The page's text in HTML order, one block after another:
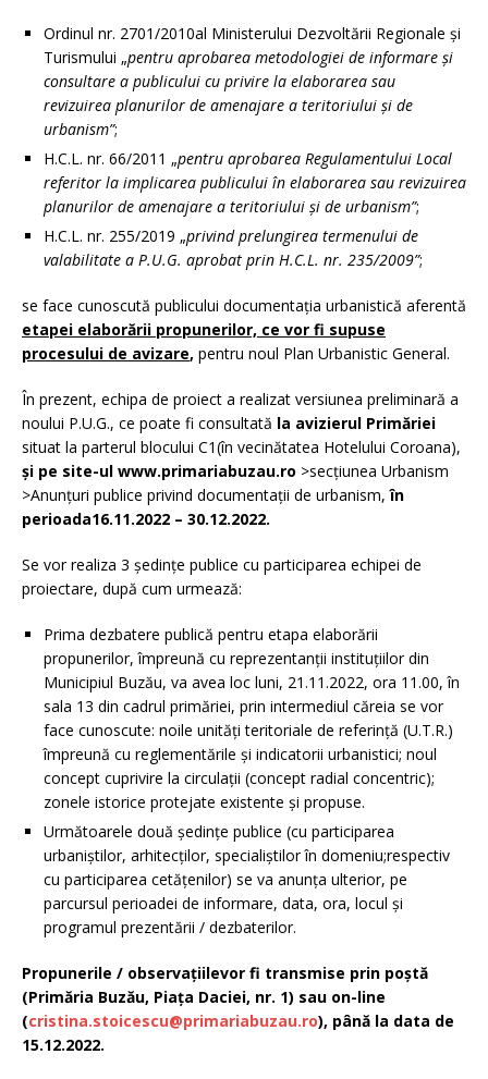
Ordinul nr. 2701/2010al Ministerului Dezvoltării Regionale şi
Turismului „pentru aprobarea metodologiei de informare şi
consultare a publicului cu privire la elaborarea sau
revizuirea planurilor de amenajare a teritoriului şi de
urbanism”;
H.C.L. nr. 66/2011 „pentru aprobarea Regulamentului Local
referitor la implicarea publicului în elaborarea sau revizuirea
planurilor de amenajare a teritoriului şi de urbanism”;
H.C.L. nr. 255/2019 „privind prelungirea termenului de
valabilitate a P.U.G. aprobat prin H.C.L. nr. 235/2009”;
se face cunoscută publicului documentația urbanistică aferentă
etapei elaborării propunerilor, ce vor fi supuse
procesului de avizare, pentru noul Plan Urbanistic General.
În prezent, echipa de proiect a realizat versiunea preliminară a
noului P.U.G., ce poate fi consultată la avizierul Primăriei
situat la parterul blocului C1(în vecinătatea Hotelului Coroana),
și pe site-ul www.primariabuzau.ro >secţiunea Urbanism
>Anunţuri publice privind documentaţii de urbanism, în
perioada16.11.2022 – 30.12.2022.
Se vor realiza 3 ședințe publice cu participarea echipei de
proiectare, după cum urmează:
Prima dezbatere publică pentru etapa elaborării
propunerilor, împreună cu reprezentanții instituțiilor din
Municipiul Buzău, va avea loc luni, 21.11.2022, ora 11.00, în
sala 13 din cadrul primăriei, prin intermediul căreia se vor
face cunoscute: noile unități teritoriale de referință (U.T.R.)
împreună cu reglementările și indicatorii urbanistici; noul
concept cuprivire la circulații (concept radial concentric);
zonele istorice protejate existente și propuse.
Următoarele două ședințe publice (cu participarea
urbaniștilor, arhitecților, specialiștilor în domeniu;respectiv
cu participarea cetățenilor) se va anunța ulterior, pe
parcursul perioadei de informare, data, ora, locul și
programul prezentării / dezbaterilor.
Propunerile / observațiilevor fi transmise prin poştă
(Primăria Buzău, Piaţa Daciei, nr. 1) sau on-line
(cristina.stoicescu@primariabuzau.ro), până la data de
15.12.2022.